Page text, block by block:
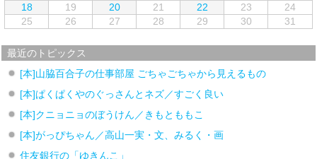
18
19 20 21 22 23
24
25
26 27 28 29 30 31
最近のトピックス
[本]山脇百合子の仕事部屋 ごちゃごちゃから見えるもの
[本]ぱくぱくやのぐっさんとネズ／すごく良い
[本]クニョニョのぼうけん／きもとももこ
[本]がっぴちゃん／高山一実・文、みるく・画
住友銀行の「ゆきんこ」